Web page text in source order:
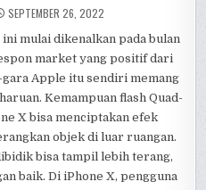
SEPTEMBER 26, 2022
mulai dikenalkan pada bulan
market yang positif dari
Apple itu sendiri memang
Kemampuan flash Quad-
X bisa menciptakan efek
objek di luar ruangan.
bisa tampil lebih terang,
baik. Di iPhone X, pengguna